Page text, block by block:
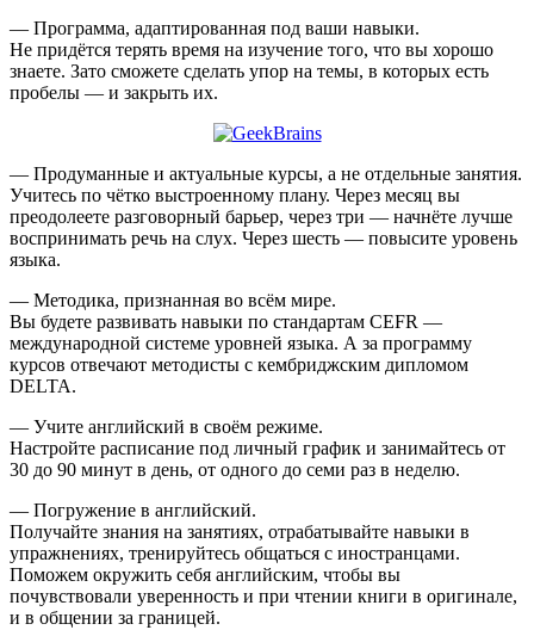
— Программа, адаптированная под ваши навыки.
Не придётся терять время на изучение того, что вы хорошо
знаете. Зато сможете сделать упор на темы, в которых есть
пробелы — и закрыть их.
— Продуманные и актуальные курсы, а не отдельные занятия.
Учитесь по чётко выстроенному плану. Через месяц вы
преодолеете разговорный барьер, через три — начнёте лучше
воспринимать речь на слух. Через шесть — повысите уровень
языка.
— Методика, признанная во всём мире.
Вы будете развивать навыки по стандартам CEFR —
международной системе уровней языка. А за программу
курсов отвечают методисты с кембриджским дипломом
DELTA.
— Учите английский в своём режиме.
Настройте расписание под личный график и занимайтесь от
30 до 90 минут в день, от одного до семи раз в неделю.
— Погружение в английский.
Получайте знания на занятиях, отрабатывайте навыки в
упражнениях, тренируйтесь общаться с иностранцами.
Поможем окружить себя английским, чтобы вы
почувствовали уверенность и при чтении книги в оригинале,
и в общении за границей.